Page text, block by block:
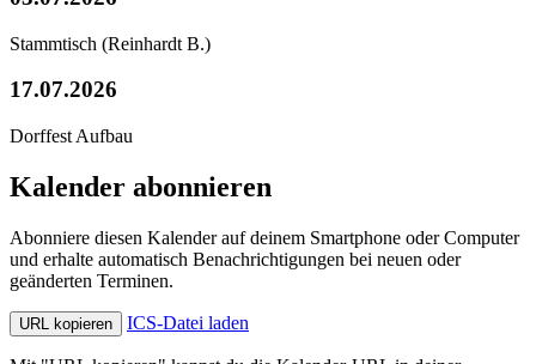
Stammtisch (Reinhardt B.)
17.07.2026
Dorffest Aufbau
Kalender abonnieren
Abonniere diesen Kalender auf deinem Smartphone oder Computer
und erhalte automatisch Benachrichtigungen bei neuen oder
geänderten Terminen.
URL kopieren ICS-Datei laden